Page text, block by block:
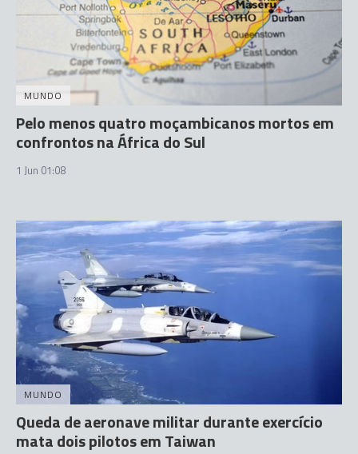
MUNDO
Pelo menos quatro moçambicanos mortos em
confrontos na África do Sul
1 Jun 01:08
MUNDO
Queda de aeronave militar durante exercício
mata dois pilotos em Taiwan